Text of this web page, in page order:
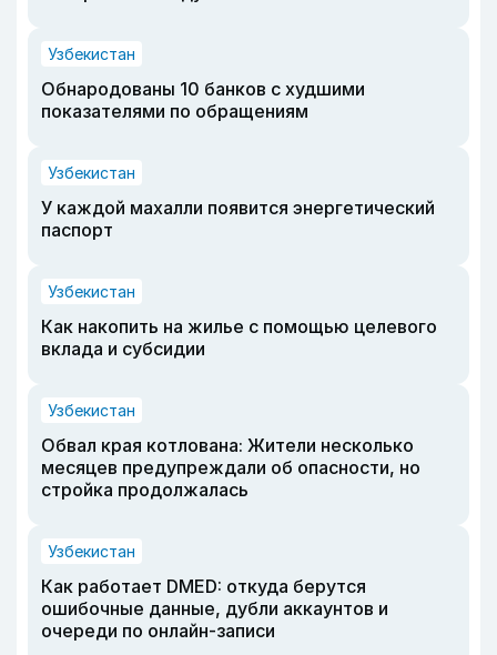
Узбекистан
Обнародованы 10 банков с худшими
показателями по обращениям
Узбекистан
У каждой махалли появится энергетический
паспорт
Узбекистан
Как накопить на жилье с помощью целевого
вклада и субсидии
Узбекистан
Обвал края котлована: Жители несколько
месяцев предупреждали об опасности, но
стройка продолжалась
Узбекистан
Как работает DMED: откуда берутся
ошибочные данные, дубли аккаунтов и
очереди по онлайн-записи